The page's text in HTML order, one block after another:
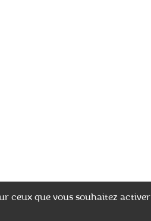
ceux que vous souhaitez activer